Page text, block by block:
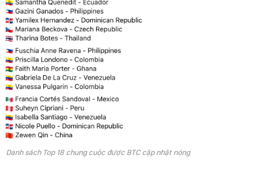
Danh sách Top 18 chung cuộc được BTC cập nhật nóng